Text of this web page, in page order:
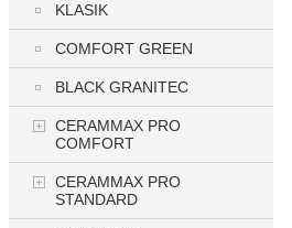
KLASIK
COMFORT GREEN
BLACK GRANITEC
CERAMMAX PRO
COMFORT
CERAMMAX PRO
STANDARD